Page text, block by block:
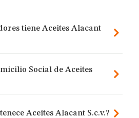
tiene Aceites Alacant
Social de Aceites
Aceites Alacant S.c.v.?